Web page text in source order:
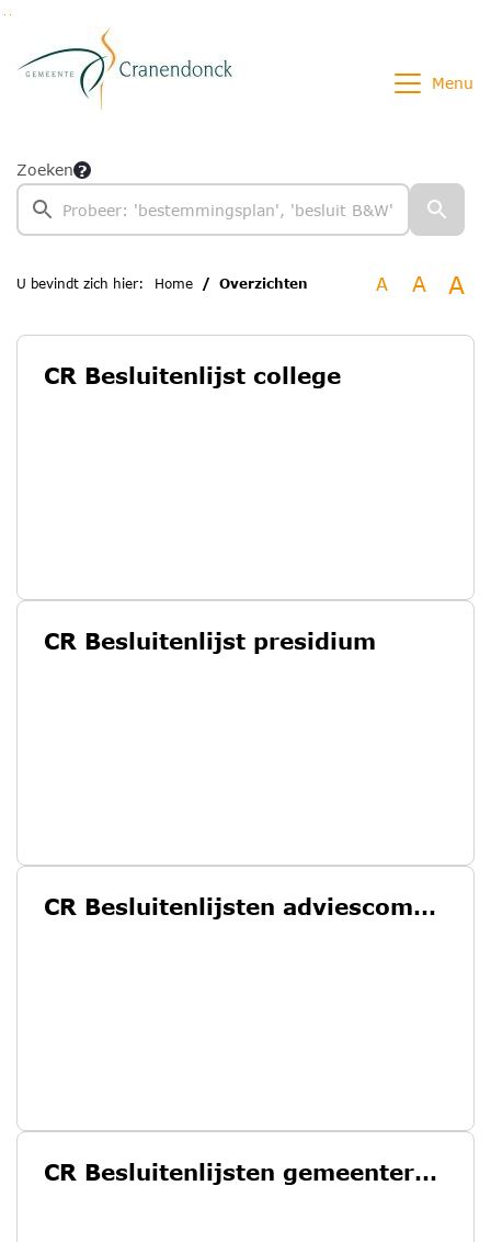
Ga naar de inhoud van deze pagina
Ga naar het zoeken
Ga naar het menu
Menu
Zoeken
U bevindt zich hier: Home Overzichten A A A
CR Besluitenlijst college
CR Besluitenlijst presidium
CR Besluitenlijsten adviescommissie
CR Besluitenlijsten gemeenteraad